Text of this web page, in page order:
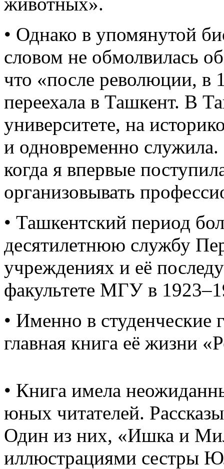
• Однако в упомянутой
словом не обмолвилась
что «после революции, в
переехала в Ташкент. В
университете, на
и одновременно
когда я впервые
организовывать
• Ташкентский период
десятилетнюю службу
учреждениях и её
факультете МГУ в
• Именно в студенческие
главная книга её жизни
• Книга имела
юных читателей.
Один из них, «Ишка и
иллюстрациями сестры